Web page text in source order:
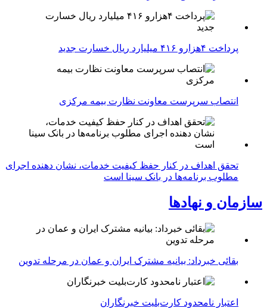
پرداخت ۴هزارو ۴۱۶ میلیارد ریال خسارت جدید
انتصاب سرپرست معاونت نظارت بیمه مرکزی
تحقق اهداف در کنار حفظ کیفیت خدمات، نشان دهنده اجرای
مطلوب برنامه‌ها در بانک سینا است
سازمان و نهادها
بقائی خبرداد: بیانیه مشترک ایران و عمان در مرحله تدوین
اعتبار نامحدود کارت‌بلیت خبرنگاران